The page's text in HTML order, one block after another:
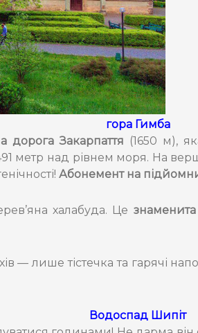
гора Гимба
дорога Закарпаття (1650 м),
метр над рівнем моря. На
Абонемент на
халабуда. Це
— лише тістечка та гарячі
Водоспад Шипіт